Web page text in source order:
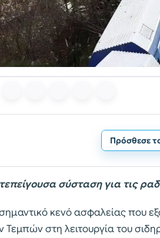
Πρόσθεσε
σύσταση για τις
κενό ασφαλείας που
Τεμπών στη λειτουργία του